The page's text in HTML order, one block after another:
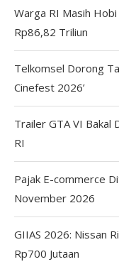
Warga RI Masih
Rp86,82 Triliun
Telkomsel Dorong
Cinefest 2026’
Trailer GTA VI Bakal
RI
Pajak E-commerce
November 2026
GIIAS 2026: Nissan
Rp700 Jutaan